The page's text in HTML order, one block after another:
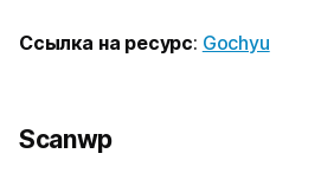
Ссылка на ресурс: Gochyu
Scanwp